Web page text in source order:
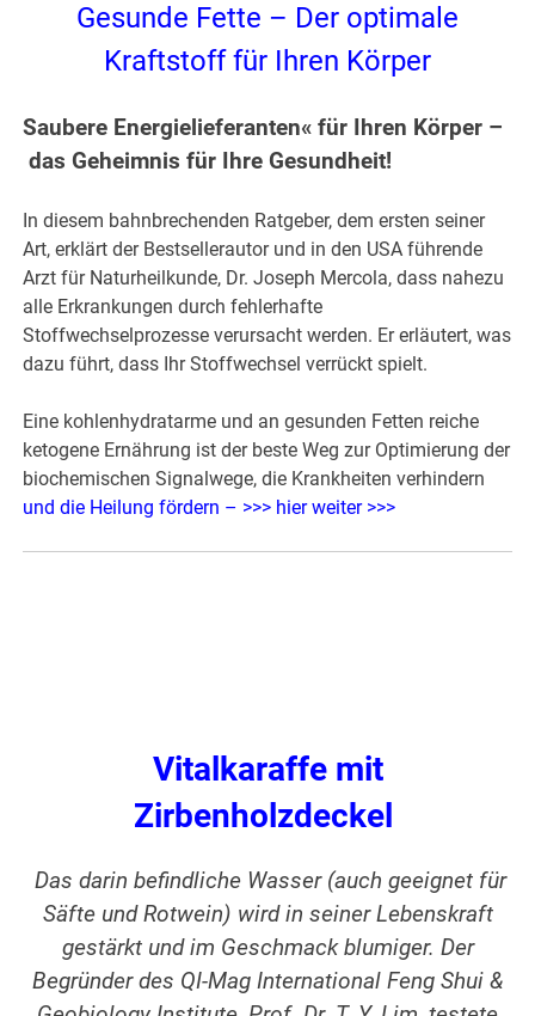
Gesunde Fette – Der optimale
Kraftstoff für Ihren Körper
Saubere Energielieferanten« für Ihren Körper –
das Geheimnis für Ihre Gesundheit!
In diesem bahnbrechenden Ratgeber, dem ersten seiner
Art, erklärt der Bestsellerautor und in den USA führende
Arzt für Naturheilkunde, Dr. Joseph Mercola, dass nahezu
alle Erkrankungen durch fehlerhafte
Stoffwechselprozesse verursacht werden. Er erläutert, was
dazu führt, dass Ihr Stoffwechsel verrückt spielt.
Eine kohlenhydratarme und an gesunden Fetten reiche
ketogene Ernährung ist der beste Weg zur Optimierung der
biochemischen Signalwege, die Krankheiten verhindern
und die Heilung fördern – >>> hier weiter >>>
Vitalkaraffe mit
Zirbenholzdeckel
Das darin befindliche Wasser (auch geeignet für
Säfte und Rotwein) wird in seiner Lebenskraft
gestärkt und im Geschmack blumiger. Der
Begründer des QI-Mag International Feng Shui &